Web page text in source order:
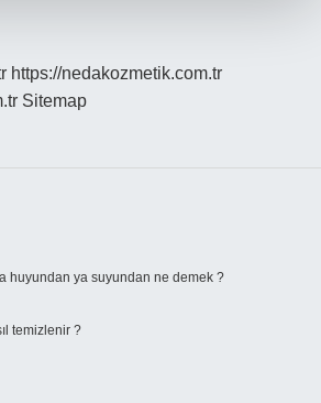
https://nedakozmetik.com.tr
Sitemap
huyundan ya suyundan ne demek ?
temizlenir ?